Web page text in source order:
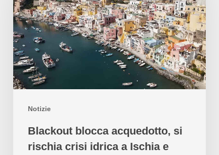
Notizie
Blackout blocca acquedotto, si
rischia crisi idrica a Ischia e